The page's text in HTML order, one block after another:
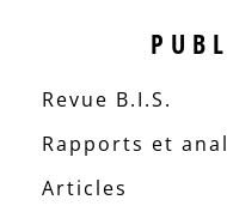
Revue B.I.S.
Rapports et
Articles